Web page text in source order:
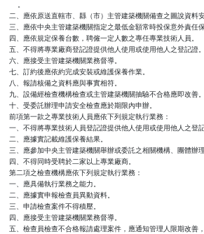
    。
二、應依原送直轄市、縣（市）主管建築機關備查之圖說資料安
三、應依中央主管建築機關指定之最低金額常時投保意外責任保
四、應依規定保養台數，聘僱一定人數之專任專業技術人員。
五、不得將專業廠商登記證提供他人使用或使用他人之登記證。
六、應接受主管建築機關業務督導。
七、訂約後應依約完成安裝或維護保養作業。
八、報請核備之資料應與事實相符。
九、設備經檢查機構檢查或主管建築機關抽驗不合格應即改善。
十、受委託辦理申請安全檢查應於期限內申辦。
前項第一款之專業技術人員應依下列規定執行業務：
一、不得將專業技術人員登記證提供他人使用或使用他人之登記
二、應據實記載維護保養結果。
三、應參加中央主管建築機關舉辦或委託之相關機構、團體辦理
四、不得同時受聘於二家以上專業廠商。
第二項之檢查機構應依下列規定執行業務：
一、應具備執行業務之能力。
二、應據實申報檢查員異動資料。
三、申請檢查案件不得積壓。
四、應接受主管建築機關業務督導。
五、檢查員檢查不合格報請處理案件，應通知管理人限期改善